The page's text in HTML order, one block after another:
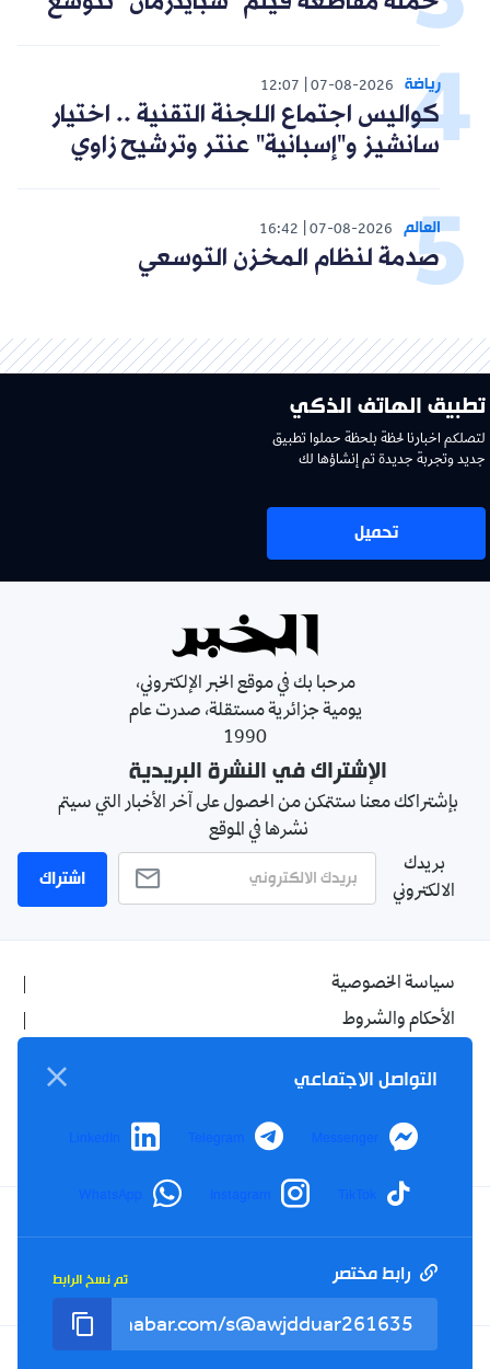
رياضة 07-08-2026
12:07
كواليس اجتماع اللجنة التقنية .. اختيار
سانشيز و"إسبانية" عنتر وترشيح زاوي
العالم 07-08-2026
16:42
صدمة لنظام المخزن التوسعي
تطبيق الهاتف الذكي
لتصلكم اخبارنا لحظة بلحظة حملوا تطبيق
جديد وتجربة جديدة تم إنشاؤها لك
تحميل
مرحبا بك في موقع الخبر الإلكتروني،
يومية جزائرية مستقلة، صدرت عام
1990
الإشتراك في النشرة البريدية
بإشتراكك معنا ستتمكن من الحصول على آخر الأخبار التي سيتم
نشرها في الموقع
بريدك
الالكتروني
اشتراك
سياسة الخصوصية
الأحكام والشروط
اتصل بنا
من نحن
Facebook
YouTube
TikTok
Twitter
Tel : +213(0)023 31 69 04 - eMail :info@elkhabar.com
التواصل الاجتماعي
Messenger
Telegram
LinkedIn
TikTok
Instagram
WhatsApp
رابط مختصر تم نسخ الرابط